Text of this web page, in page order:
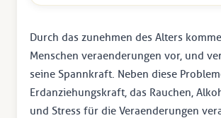
Durch das zunehmen des Alters
Menschen veraenderungen vor, und
seine Spannkraft. Neben diese
Erdanziehungskraft, das Rauchen,
und Stress für die Veraenderungen